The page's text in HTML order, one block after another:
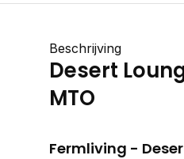
Beschrijving
Desert
MTO
Fermliving -